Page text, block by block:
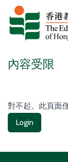
跳至主要內容
內容受限
對不起。此頁面
Login